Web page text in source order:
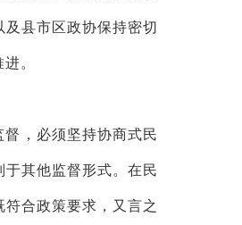
县市区政协保持密切
。
，必须坚持协商式民
其他监督形式。在民
合政策要求，又言之